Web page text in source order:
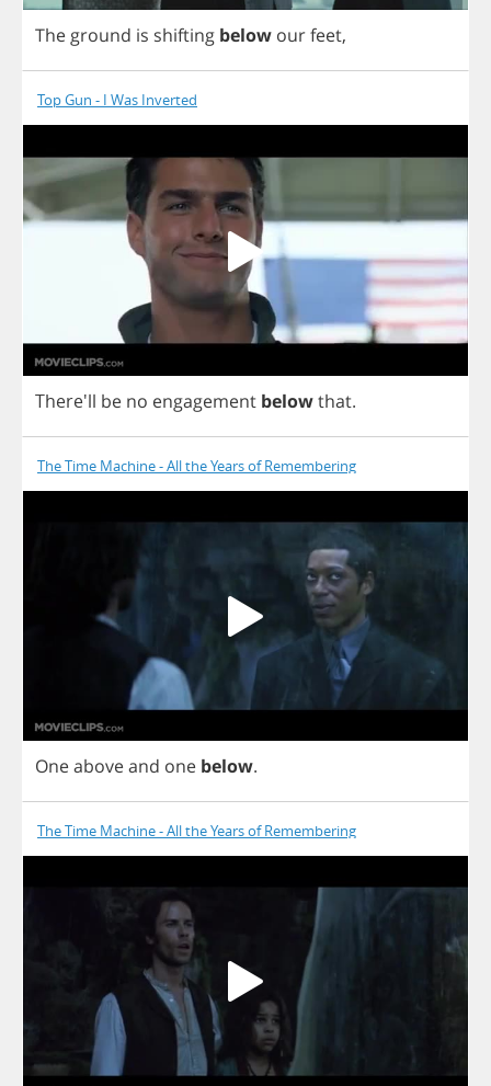
Theground is shifting below ourfeet,
Top Gun - I Was Inverted
There'll be no engagement belowthat.
The Time Machine - All the Years of Remembering
Oneaboveand one below.
The Time Machine - All the Years of Remembering